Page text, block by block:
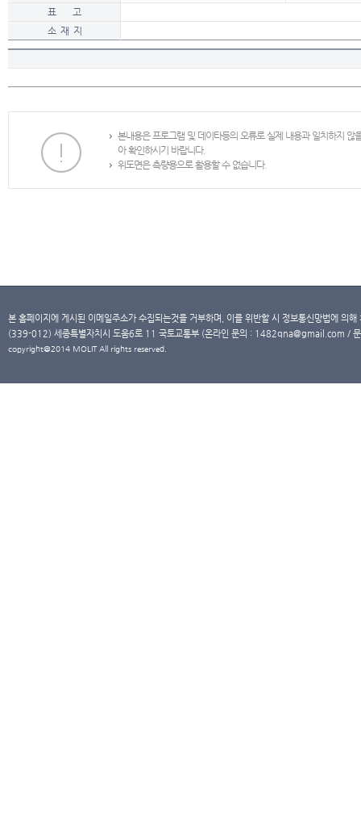
표 고
소 재 지
본내용은 프로그램 및 데이타등의 오류로 실제 내용과 일치하지
아 확인하시기 바랍니다.
위도면은 측량용으로 활용할 수 없습니다.
본 홈페이지에 게시된 이메일주소가 수집되는것을 거부하며, 이를 위반할 시 정보통신망법에 의
(339-012) 세종특별자치시 도움6로 11 국토교통부 (온라인 문의 : 1482qna@gmail.com /
copyright@2014 MOLIT All rights reserved.